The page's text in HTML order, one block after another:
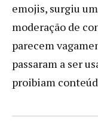
emojis, surgiu
moderação de
parecem
passaram a ser
proibiam